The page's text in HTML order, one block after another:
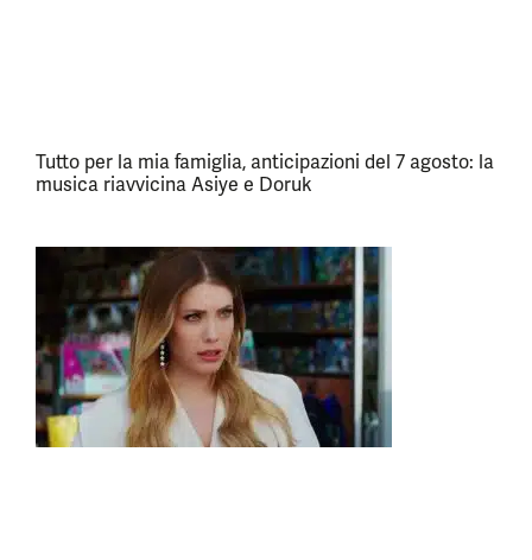
Tutto per la mia famiglia, anticipazioni del 7 agosto: la
musica riavvicina Asiye e Doruk